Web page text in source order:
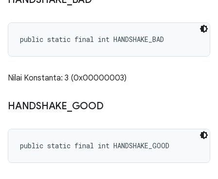
public static final int HANDSHAKE_BAD
Nilai Konstanta: 3 (0x00000003)
HANDSHAKE GOOD
public static final int HANDSHAKE_GOOD